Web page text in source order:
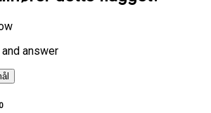
answer